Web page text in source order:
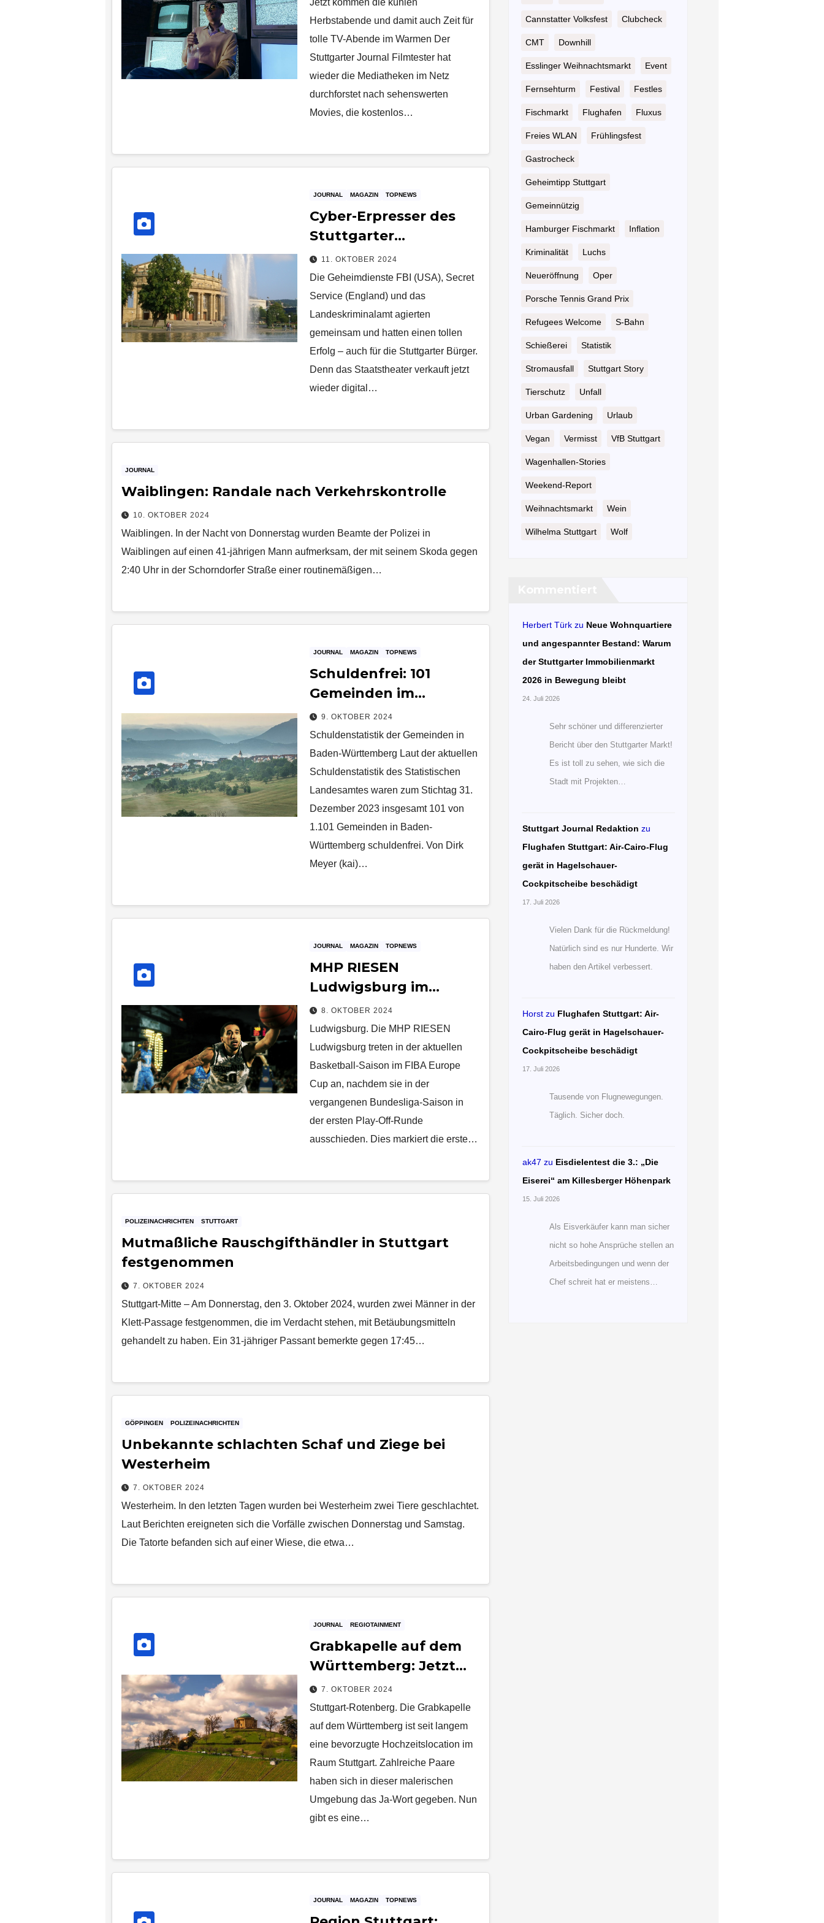
Herbstabende und damit auch Zeit für
tolle TV-Abende im Warmen Der
Stuttgarter Journal Filmtester hat
wieder die Mediatheken im Netz
durchforstet nach sehenswerten
Movies, die kostenlos…
JOURNAL MAGAZIN TOPNEWS
Cyber-Erpresser des
Stuttgarter
Staatstheaters gefasst
11. OKTOBER 2024
Die Geheimdienste FBI (USA), Secret
Service (England) und das
Landeskriminalamt agierten
gemeinsam und hatten einen tollen
Erfolg – auch für die Stuttgarter Bürger.
Denn das Staatstheater verkauft jetzt
wieder digital…
JOURNAL
Waiblingen: Randale nach Verkehrskontrolle
10. OKTOBER 2024
Waiblingen. In der Nacht von Donnerstag wurden Beamte der Polizei in
Waiblingen auf einen 41-jährigen Mann aufmerksam, der mit seinem Skoda gegen
2:40 Uhr in der Schorndorfer Straße einer routinemäßigen…
JOURNAL MAGAZIN TOPNEWS
Schuldenfrei: 101
Gemeinden im
Südwesten sind reich
9. OKTOBER 2024
Schuldenstatistik der Gemeinden in
Baden-Württemberg Laut der aktuellen
Schuldenstatistik des Statistischen
Landesamtes waren zum Stichtag 31.
Dezember 2023 insgesamt 101 von
1.101 Gemeinden in Baden-
Württemberg schuldenfrei. Von Dirk
Meyer (kai)…
JOURNAL MAGAZIN TOPNEWS
MHP RIESEN
Ludwigsburg im
Europapokal: Auftakt
im FIBA Europe Cup
8. OKTOBER 2024
Ludwigsburg. Die MHP RIESEN
Ludwigsburg treten in der aktuellen
Basketball-Saison im FIBA Europe
Cup an, nachdem sie in der
vergangenen Bundesliga-Saison in
der ersten Play-Off-Runde
ausschieden. Dies markiert die erste…
POLIZEINACHRICHTEN STUTTGART
Mutmaßliche Rauschgifthändler in Stuttgart
festgenommen
7. OKTOBER 2024
Stuttgart-Mitte – Am Donnerstag, den 3. Oktober 2024, wurden zwei Männer in der
Klett-Passage festgenommen, die im Verdacht stehen, mit Betäubungsmitteln
gehandelt zu haben. Ein 31-jähriger Passant bemerkte gegen 17:45…
GÖPPINGEN POLIZEINACHRICHTEN
Unbekannte schlachten Schaf und Ziege bei
Westerheim
7. OKTOBER 2024
Westerheim. In den letzten Tagen wurden bei Westerheim zwei Tiere geschlachtet.
Laut Berichten ereigneten sich die Vorfälle zwischen Donnerstag und Samstag.
Die Tatorte befanden sich auf einer Wiese, die etwa…
JOURNAL REGIOTAINMENT
Grabkapelle auf dem
Württemberg: Jetzt
kirchliche Trauungen
möglich
7. OKTOBER 2024
Stuttgart-Rotenberg. Die Grabkapelle
auf dem Württemberg ist seit langem
eine bevorzugte Hochzeitslocation im
Raum Stuttgart. Zahlreiche Paare
haben sich in dieser malerischen
Umgebung das Ja-Wort gegeben. Nun
gibt es eine…
JOURNAL MAGAZIN TOPNEWS
Cannstatter Volksfest Clubcheck
CMT Downhill
Esslinger Weihnachtsmarkt Event
Fernsehturm Festival Festles
Fischmarkt Flughafen Fluxus
Freies WLAN Frühlingsfest
Gastrocheck
Geheimtipp Stuttgart
Gemeinnützig
Hamburger Fischmarkt Inflation
Kriminalität Luchs
Neueröffnung Oper
Porsche Tennis Grand Prix
Refugees Welcome S-Bahn
Schießerei Statistik
Stromausfall Stuttgart Story
Tierschutz Unfall
Urban Gardening Urlaub
Vegan Vermisst VfB Stuttgart
Wagenhallen-Stories
Weekend-Report
Weihnachtsmarkt Wein
Wilhelma Stuttgart Wolf
Herbert Türkzu Neue Wohnquartiere
und angespannter Bestand: Warum
der Stuttgarter Immobilienmarkt
2026 in Bewegung bleibt
24. Juli 2026
Sehr schöner und differenzierter
Bericht über den Stuttgarter Markt!
Es ist toll zu sehen, wie sich die
Stadt mit Projekten…
Stuttgart Journal Redaktion zu
Flughafen Stuttgart: Air-Cairo-Flug
gerät in Hagelschauer-
Cockpitscheibe beschädigt
17. Juli 2026
Vielen Dank für die Rückmeldung!
Natürlich sind es nur Hunderte. Wir
haben den Artikel verbessert.
Horstzu Flughafen Stuttgart: Air-
Cairo-Flug gerät in Hagelschauer-
Cockpitscheibe beschädigt
17. Juli 2026
Tausende von Flugnewegungen.
Täglich. Sicher doch.
ak47 zu Eisdielentest die 3.: „Die
Eiserei“ am Killesberger Höhenpark
15. Juli 2026
Als Eisverkäufer kann man sicher
nicht so hohe Ansprüche stellen an
Arbeitsbedingungen und wenn der
Chef schreit hat er meistens…